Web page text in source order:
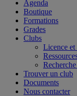
Agenda
Boutique
Formations
Grades
Clubs
Licence et
Trouver un club
Documents
Nous contacter